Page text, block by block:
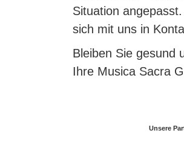
Situation
sich mit uns in
Bleiben Sie gesund
Ihre Musica Sacra
Unsere